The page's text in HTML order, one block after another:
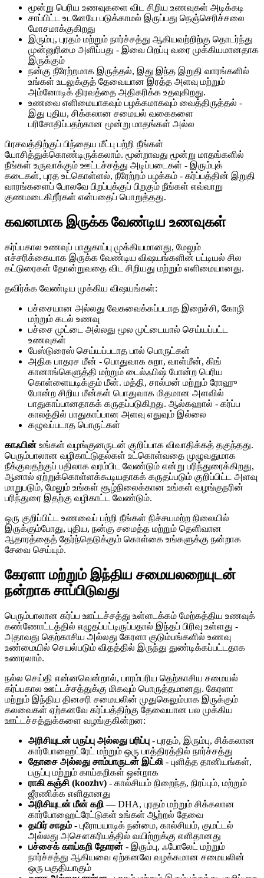
மூன்று பெரிய உணவுகளை விட சிறிய உணவுகள் அடிக்கடி
சாப்பிட்ட உடனேயே படுக்காமல் இருப்பது நெஞ்செரிச்சலை
மோசமாக்குகிறது
இரும்பு, புரதம் மற்றும் நார்ச்சத்து ஆகியவற்றிற்கு தொடர்ந்து
முன்னுரிமை அளிப்பது - இவை பிறப்பு வரை முக்கியமானதாக
இருக்கும்
நன்கு நீரேற்றமாக இருத்தல், இது இந்த இறுதி வாரங்களில்
உங்கள் உடலுக்குத் தேவையான இரத்த அளவு மற்றும்
அம்னோடிக் திரவத்தை அதிகரிக்க உதவுகிறது.
உணவை எளிமையாகவும் பழக்கமாகவும் வைத்திருத்தல் -
இது புதிய, சிக்கலான சமையல் வகைகளை
பரிசோதிப்பதற்கான மூன்று மாதங்கள் அல்ல
பிரசவத்திற்குப் பிந்தைய மீட்பு பற்றி நீங்கள்
யோசித்துக்கொண்டிருக்கலாம். மூன்றாவது மூன்று மாதங்களில்
நீங்கள் உருவாக்கும் ஊட்டச்சத்து அடிப்படைகள் - இரும்புக்
கடைகள், புரத உட்கொள்ளல், நீரேற்றம் பழக்கம் - கர்ப்பத்தின் இறுதி
வாரங்களைப் போலவே பிறப்புக்குப் பிறகும் நீங்கள் எவ்வாறு
குணமடைகிறீர்கள் என்பதைப் பொறுத்தது.
கவனமாக இருக்க வேண்டிய உணவுகள்
கர்ப்பகால உணவுப் பாதுகாப்பு முக்கியமானது, மேலும்
எச்சரிக்கையாக இருக்க வேண்டிய விஷயங்களின் பட்டியல் சில
கட்டுரைகள் தோன்றுவதை விட சிறியது மற்றும் எளிமையானது.
தவிர்க்க வேண்டிய முக்கிய விஷயங்கள்:
பச்சையான அல்லது வேகவைக்கப்படாத இறைச்சி, கோழி
மற்றும் கடல் உணவு
பச்சை முட்டை அல்லது மூல முட்டையால் செய்யப்பட்ட
உணவுகள்
பேஸ்டுரைஸ் செய்யப்படாத பால் பொருட்கள்
அதிக பாதரச மீன் - பொதுவாக சுறா, வாள்மீன், கிங்
கானாங்கெளுத்தி மற்றும் டைல்ஃபிஷ் போன்ற பெரிய
கொள்ளையடிக்கும் மீன். மத்தி, சால்மன் மற்றும் ரோஹு
போன்ற சிறிய மீன்கள் பொதுவாக மிதமான அளவில்
பாதுகாப்பானதாகக் கருதப்படுகிறது. ஆல்கஹால் - கர்ப்ப
காலத்தில் பாதுகாப்பான அளவு எதுவும் இல்லை
கழுவப்படாத பொருட்கள்
காஃபின் உங்கள் வழங்குனருடன் குறிப்பாக விவாதிக்கத் தகுந்தது.
பெரும்பாலான வழிகாட்டுதல்கள் உட்கொள்வதை முழுவதுமாக
நீக்குவதற்குப் பதிலாக வரம்பிட வேண்டும் என்று பரிந்துரைக்கிறது,
ஆனால் ஏற்றுக்கொள்ளக்கூடியதாகக் கருதப்படும் குறிப்பிட்ட அளவு
மாறுபடும், மேலும் உங்கள் சூழ்நிலைக்கான உங்கள் வழங்குநரின்
பரிந்துரை இதற்கு வழிகாட்ட வேண்டும்.
ஒரு குறிப்பிட்ட உணவைப் பற்றி நீங்கள் நிச்சயமற்ற நிலையில்
இருக்கும்போது, ​​புதிய, நன்கு சமைத்த மற்றும் தெளிவான
ஆதாரத்தைத் தேர்ந்தெடுக்கும் கொள்கை உங்களுக்கு நன்றாக
சேவை செய்யும்.
கேரளா மற்றும் இந்திய சமையலறையுடன்
நன்றாக சாப்பிடுவது
பெரும்பாலான கர்ப்ப ஊட்டச்சத்து உள்ளடக்கம் மேற்கத்திய உணவுக்
கண்ணோட்டத்தில் எழுதப்பட்டிருப்பதால் இந்தப் பிரிவு உள்ளது -
அதாவது தெற்காசிய அல்லது கேரளா குடும்பங்களில் உணவு
உண்மையில் செயல்படும் விதத்தில் இருந்து துண்டிக்கப்பட்டதாக
உணரலாம்.
நல்ல செய்தி என்னவென்றால், பாரம்பரிய தெற்காசிய சமையல்
கர்ப்பகால ஊட்டச்சத்துக்கு மிகவும் பொருத்தமானது. கேரளா
மற்றும் இந்திய தினசரி சமையலின் முதுகெலும்பாக இருக்கும்
கலவைகள் ஏற்கனவே கர்ப்பத்திற்கு தேவையான பல முக்கிய
ஊட்டச்சத்துக்களை வழங்குகின்றன:
அரிசியுடன் பருப்பு அல்லது பரிப்பு - புரதம், இரும்பு, சிக்கலான
கார்போஹைட்ரேட் மற்றும் ஒரு பாத்திரத்தில் நார்ச்சத்து
தோசை அல்லது சாம்பாருடன் இட்லி - புளித்த தானியங்கள்,
பருப்பு மற்றும் காய்கறிகள் ஒன்றாக
ராகி கஞ்சி (koozhv) - கால்சியம் நிறைந்த, நிரப்பும், மற்றும்
ஜீரணிக்க எளிதானது
அரிசியுடன் மீன் கறி — DHA, புரதம் மற்றும் சிக்கலான
கார்போஹைட்ரேட்டுகள் உங்கள் ஆற்றல் தேவை
தயிர் சாதம் - புரோபயாடிக் நன்மை, கால்சியம், குமட்டல்
அல்லது அசௌகரியத்தில் வயிற்றுக்கு எளிதானது
பச்சைக் காய்கறி தோரன் - இரும்பு, ஃபோலேட் மற்றும்
நார்ச்சத்து ஆகியவை ஏற்கனவே வழக்கமான சமையலின்
ஒரு பகுதியாகும்